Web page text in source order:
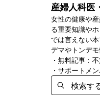
産婦人科医
女性の健康や
る重要知識や
では言えない
デマやトンデ
・無料記事：
・サポートメ